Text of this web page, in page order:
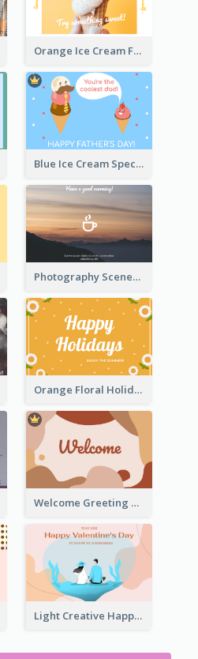
Orange Ice Cream Fun Greeting Card
Blue Ice Cream Special Day Greeting Card
Photography Scenery Good Morning Greeting Card
Orange Floral Holidays Celebration Card
Welcome Greeting Card
Light Creative Happy Valentine's Day Greeting Card